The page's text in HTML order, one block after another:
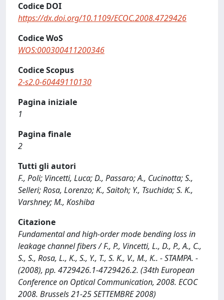
Codice DOI
https://dx.doi.org/10.1109/ECOC.2008.4729426
Codice WoS
WOS:000300411200346
Codice Scopus
2-s2.0-60449110130
Pagina iniziale
1
Pagina finale
2
Tutti gli autori
F., Poli; Vincetti, Luca; D., Passaro; A., Cucinotta; S.,
Selleri; Rosa, Lorenzo; K., Saitoh; Y., Tsuchida; S. K.,
Varshney; M., Koshiba
Citazione
Fundamental and high-order mode bending loss in
leakage channel fibers / F., P., Vincetti, L., D., P., A., C.,
S., S., Rosa, L., K., S., Y., T., S. K., V., M., K.. - STAMPA. -
(2008), pp. 4729426.1-4729426.2. (34th European
Conference on Optical Communication, 2008. ECOC
2008. Brussels 21-25 SETTEMBRE 2008)